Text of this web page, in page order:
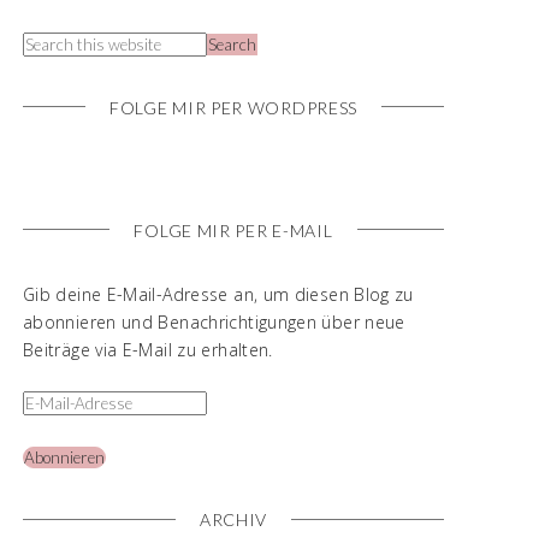
FOLGE MIR PER WORDPRESS
FOLGE MIR PER E-MAIL
Gib deine E-Mail-Adresse an, um diesen Blog zu
abonnieren und Benachrichtigungen über neue
Beiträge via E-Mail zu erhalten.
Abonnieren
ARCHIV